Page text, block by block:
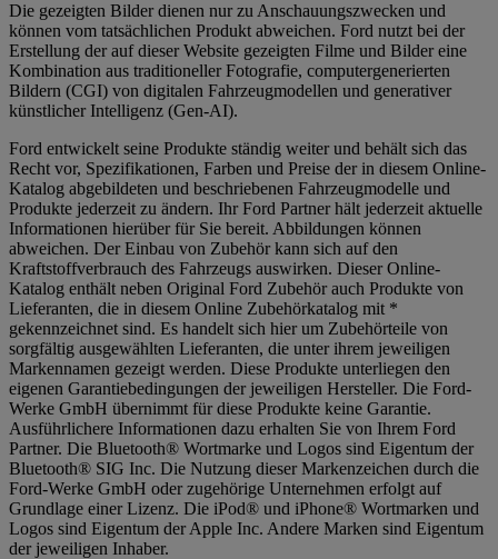
Die gezeigten Bilder dienen nur zu Anschauungszwecken und
können vom tatsächlichen Produkt abweichen. Ford nutzt bei der
Erstellung der auf dieser Website gezeigten Filme und Bilder eine
Kombination aus traditioneller Fotografie, computergenerierten
Bildern (CGI) von digitalen Fahrzeugmodellen und generativer
künstlicher Intelligenz (Gen-AI).
Ford entwickelt seine Produkte ständig weiter und behält sich das
Recht vor, Spezifikationen, Farben und Preise der in diesem Online-
Katalog abgebildeten und beschriebenen Fahrzeugmodelle und
Produkte jederzeit zu ändern. Ihr Ford Partner hält jederzeit aktuelle
Informationen hierüber für Sie bereit. Abbildungen können
abweichen. Der Einbau von Zubehör kann sich auf den
Kraftstoffverbrauch des Fahrzeugs auswirken. Dieser Online-
Katalog enthält neben Original Ford Zubehör auch Produkte von
Lieferanten, die in diesem Online Zubehörkatalog mit *
gekennzeichnet sind. Es handelt sich hier um Zubehörteile von
sorgfältig ausgewählten Lieferanten, die unter ihrem jeweiligen
Markennamen gezeigt werden. Diese Produkte unterliegen den
eigenen Garantiebedingungen der jeweiligen Hersteller. Die Ford-
Werke GmbH übernimmt für diese Produkte keine Garantie.
Ausführlichere Informationen dazu erhalten Sie von Ihrem Ford
Partner. Die Bluetooth® Wortmarke und Logos sind Eigentum der
Bluetooth® SIG Inc. Die Nutzung dieser Markenzeichen durch die
Ford-Werke GmbH oder zugehörige Unternehmen erfolgt auf
Grundlage einer Lizenz. Die iPod® und iPhone® Wortmarken und
Logos sind Eigentum der Apple Inc. Andere Marken sind Eigentum
der jeweiligen Inhaber.